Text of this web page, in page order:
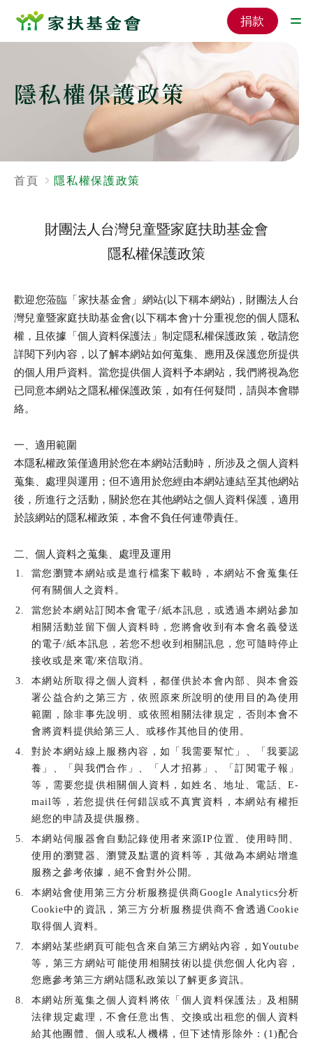
捐款
隱私權保護政策
首頁 隱私權保護政策
財團法人台灣兒童暨家庭扶助基金會
隱私權保護政策
歡迎您蒞臨「家扶基金會」網站(以下稱本網站)，財團法人台
灣兒童暨家庭扶助基金會(以下稱本會)十分重視您的個人隱私
權，且依據「個人資料保護法」制定隱私權保護政策，敬請您
詳閱下列內容，以了解本網站如何蒐集、應用及保護您所提供
的個人用戶資料。當您提供個人資料予本網站，我們將視為您
已同意本網站之隱私權保護政策，如有任何疑問，請與本會聯
絡。
一、適用範圍
本隱私權政策僅適用於您在本網站活動時，所涉及之個人資料
蒐集、處理與運用；但不適用於您經由本網站連結至其他網站
後，所進行之活動，關於您在其他網站之個人資料保護，適用
於該網站的隱私權政策，本會不負任何連帶責任。
二、個人資料之蒐集、處理及運用
當您瀏覽本網站或是進行檔案下載時，本網站不會蒐集任
何有關個人之資料。
當您於本網站訂閱本會電子/紙本訊息，或透過本網站參加
相關活動並留下個人資料時，您將會收到有本會名義發送
的電子/紙本訊息，若您不想收到相關訊息，您可隨時停止
接收或是來電/來信取消。
本網站所取得之個人資料，都僅供於本會內部、與本會簽
署公益合約之第三方，依照原來所說明的使用目的為使用
範圍，除非事先說明、或依照相關法律規定，否則本會不
會將資料提供給第三人、或移作其他目的使用。
對於本網站線上服務內容，如「我需要幫忙」、「我要認
養」、「與我們合作」、「人才招募」、「訂閱電子報」
等，需要您提供相關個人資料，如姓名、地址、電話、E-
mail等，若您提供任何錯誤或不真實資料，本網站有權拒
絕您的申請及提供服務。
本網站伺服器會自動記錄使用者來源IP位置、使用時間、
使用的瀏覽器、瀏覽及點選的資料等，其做為本網站增進
服務之參考依據，絕不會對外公開。
本網站會使用第三方分析服務提供商Google Analytics分析
Cookie中的資訊，第三方分析服務提供商不會透過Cookie
取得個人資料。
本網站某些網頁可能包含來自第三方網站內容，如Youtube
等，第三方網站可能使用相關技術以提供您個人化內容，
您應參考第三方網站隱私政策以了解更多資訊。
本網站所蒐集之個人資料將依「個人資料保護法」及相關
法律規定處理，不會任意出售、交換或出租您的個人資料
給其他團體、個人或私人機構，但下述情形除外：(1)配合